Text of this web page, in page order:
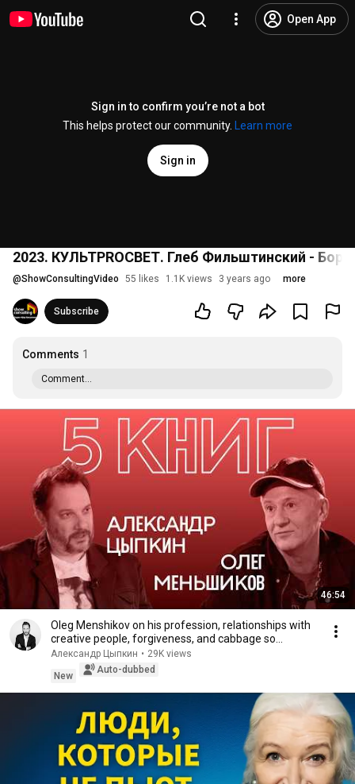
Open App
Sign in to confirm you’re not a bot
This helps protect our community.
Learn more
Sign in
2023. КУЛЬТPROСВЕТ. Глеб Фильштинский -
@ShowConsultingVideo 55 likes 1.1K views 3 years ago more
Subscribe
Comments 1
Comment...
46:54
Oleg Menshikov on his profession, relationships with
creative people, forgiveness, and cabbage so...
Александр Цыпкин • 29K views
New
Auto-dubbed